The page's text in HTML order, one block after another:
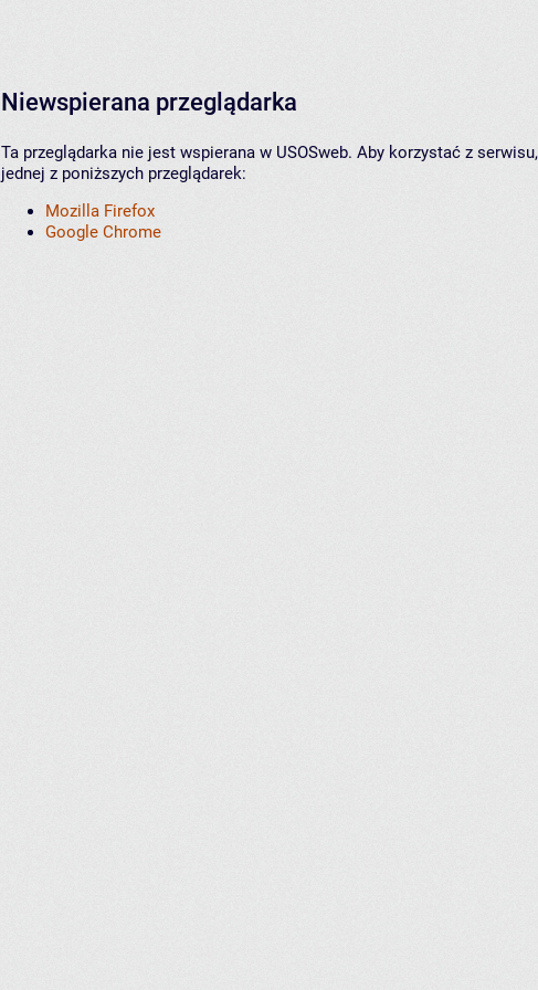
Niewspierana przeglądarka
Ta przeglądarka nie jest wspierana w USOSweb. Aby korzystać z
jednej z poniższych przeglądarek:
Mozilla Firefox
Google Chrome